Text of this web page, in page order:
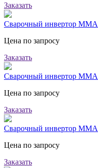
Заказать
Сварочный инвертор
Цена по запросу
Заказать
Сварочный инвертор
Цена по запросу
Заказать
Сварочный инвертор
Цена по запросу
Заказать